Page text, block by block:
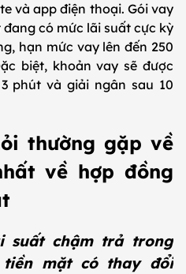
và app điện thoại. Gói vay
có mức lãi suất cực kỳ
hạn mức vay lên đến 250
biệt, khoản vay sẽ được
phút và giải ngân sau 10
thường gặp về
về hợp đồng
suất chậm trả trong
mặt có thay đổi